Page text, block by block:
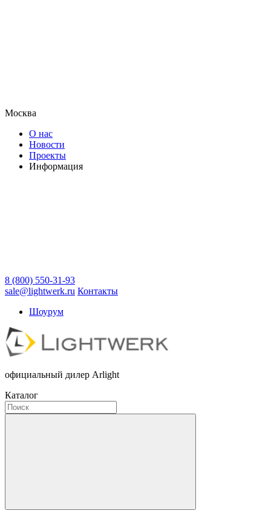
Москва
О нас
Новости
Проекты
Информация
8 (800) 550-31-93
sale@lightwerk.ru Контакты
Шоурум
официальный дилер Arlight
Каталог